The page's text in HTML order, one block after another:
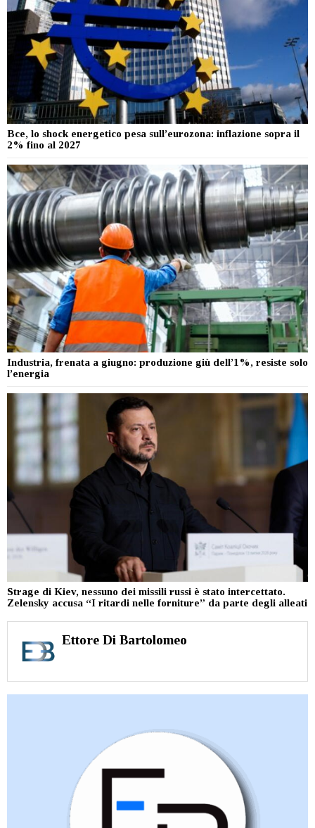
Bce, lo shock energetico pesa sull’eurozona: inflazione sopra il
2% fino al 2027
Industria, frenata a giugno: produzione giù dell’1%, resiste solo
l’energia
Strage di Kiev, nessuno dei missili russi è stato intercettato.
Zelensky accusa “I ritardi nelle forniture” da parte degli alleati
Ettore Di Bartolomeo